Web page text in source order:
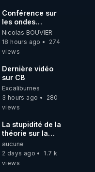
Conférence sur
les ondes
électromagnétiques
par Grégoire
Caustru et Bart de
Nicolas BOUVIER
18 hours ago
274
views
Dernière vidéo
sur CB
Excaliburnes
3 hours ago
280
views
La stupidité de la
théorie sur la
responsabilité de
l’homme
concernant le
aucune
2 days ago
1.7 k
views